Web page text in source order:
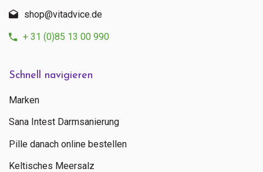
Schnell navigieren
Marken
Sana Intest Darmsanierung
Pille danach online bestellen
Keltisches Meersalz
shop@vitadvice.de
+ 31 (0)85 13 00 990